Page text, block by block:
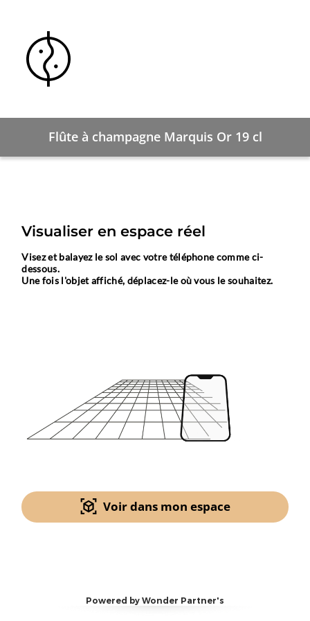
Flûte à champagne Marquis Or 19 cl
Visualiser en espace réel
Visez et balayez le sol avec votre téléphone comme ci-
dessous.
Une fois l'objet affiché, déplacez-le où vous le souhaitez.
Voir dans mon espace
Powered by Wonder Partner's